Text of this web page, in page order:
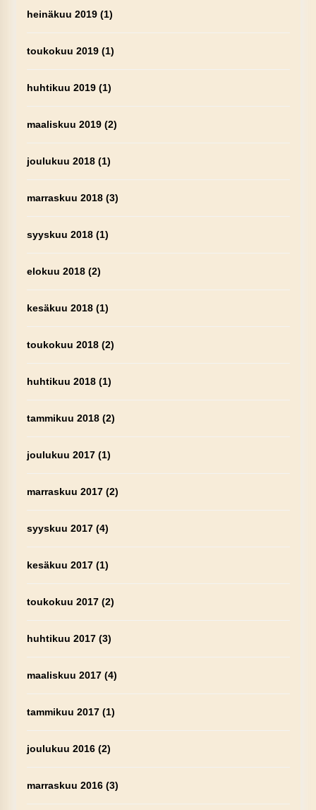
heinäkuu 2019(1)
toukokuu 2019(1)
huhtikuu 2019(1)
maaliskuu 2019(2)
joulukuu 2018(1)
marraskuu 2018(3)
syyskuu 2018(1)
elokuu 2018(2)
kesäkuu 2018(1)
toukokuu 2018(2)
huhtikuu 2018(1)
tammikuu 2018(2)
joulukuu 2017(1)
marraskuu 2017(2)
syyskuu 2017(4)
kesäkuu 2017(1)
toukokuu 2017(2)
huhtikuu 2017(3)
maaliskuu 2017(4)
tammikuu 2017(1)
joulukuu 2016(2)
marraskuu 2016(3)